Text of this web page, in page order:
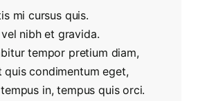
mi cursus quis.
nibh et gravida.
tempor pretium diam,
quis condimentum eget,
in, tempus quis orci.